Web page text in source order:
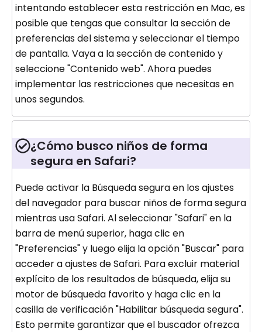
intentando establecer esta restricción en Mac, es
posible que tengas que consultar la sección de
preferencias del sistema y seleccionar el tiempo
de pantalla. Vaya a la sección de contenido y
seleccione "Contenido web". Ahora puedes
implementar las restricciones que necesitas en
unos segundos.
¿Cómo busco niños de forma
segura en Safari?
Puede activar la Búsqueda segura en los ajustes
del navegador para buscar niños de forma segura
mientras usa Safari. Al seleccionar "Safari" en la
barra de menú superior, haga clic en
"Preferencias" y luego elija la opción "Buscar" para
acceder a ajustes de Safari. Para excluir material
explícito de los resultados de búsqueda, elija su
motor de búsqueda favorito y haga clic en la
casilla de verificación "Habilitar búsqueda segura".
Esto permite garantizar que el buscador ofrezca